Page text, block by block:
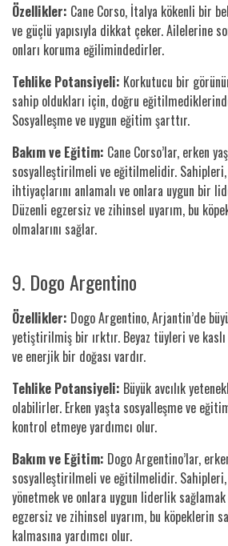
Özellikler: Cane Corso, İtalya kökenli bir
ve güçlü yapısıyla dikkat çeker. Ailelerine
onları koruma eğilimindedirler.
Tehlike Potansiyeli: Korkutucu bir
sahip oldukları için, doğru
Sosyalleşme ve uygun eğitim şarttır.
Bakım ve Eğitim: Cane Corso’lar, erken
sosyalleştirilmeli ve eğitilmelidir. Sahipleri,
ihtiyaçlarını anlamalı ve onlara uygun bir
Düzenli egzersiz ve zihinsel uyarım, bu
olmalarını sağlar.
9. Dogo Argentino
Özellikler: Dogo Argentino, Arjantin’de
yetiştirilmiş bir ırktır. Beyaz tüyleri ve kaslı
ve enerjik bir doğası vardır.
Tehlike Potansiyeli: Büyük avcılık
olabilirler. Erken yaşta sosyalleşme ve
kontrol etmeye yardımcı olur.
Bakım ve Eğitim: Dogo Argentino’lar,
sosyalleştirilmeli ve eğitilmelidir.
yönetmek ve onlara uygun liderlik sağlamak
egzersiz ve zihinsel uyarım, bu köpeklerin
kalmasına yardımcı olur.